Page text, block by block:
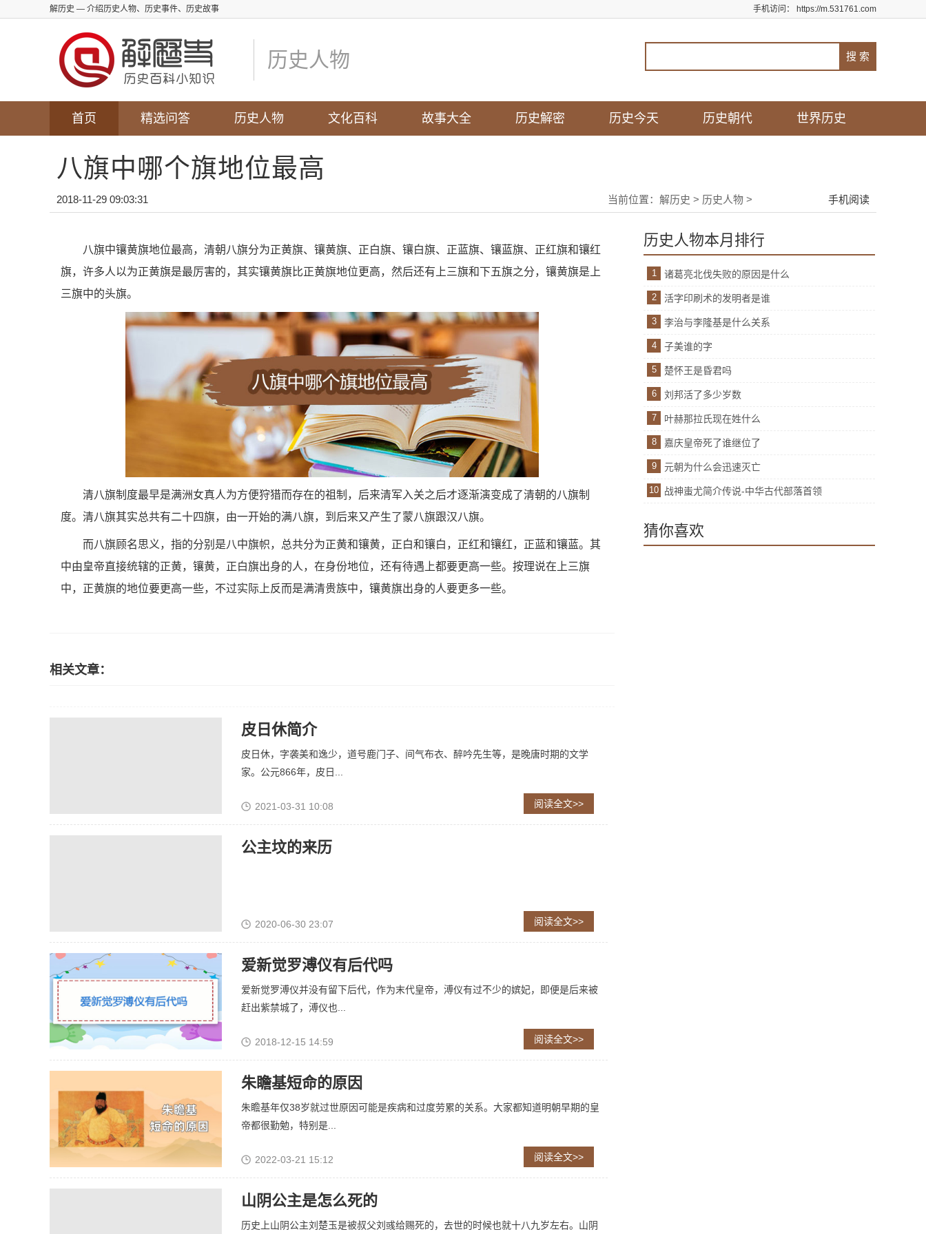
解历史 — 介绍历史人物、历史事件、历史故事 手机访问： https://m.531761.com
历史人物
首页 精选问答 历史人物 文化百科 故事大全 历史解密 历史今天 历史朝代 世界历史
八旗中哪个旗地位最高
2018-11-29 09:03:31 当前位置： 解历史 > 历史人物 > 手机阅读
八旗中镶黄旗地位最高，清朝八旗分为正黄旗、镶黄旗、正白旗、镶白旗、正蓝旗、镶蓝旗、正红旗和镶红
旗，许多人以为正黄旗是最厉害的，其实镶黄旗比正黄旗地位更高，然后还有上三旗和下五旗之分，镶黄旗是上
三旗中的头旗。
清八旗制度最早是满洲女真人为方便狩猎而存在的祖制，后来清军入关之后才逐渐演变成了清朝的八旗制
度。清八旗其实总共有二十四旗，由一开始的满八旗，到后来又产生了蒙八旗跟汉八旗。
而八旗顾名思义，指的分别是八中旗帜，总共分为正黄和镶黄，正白和镶白，正红和镶红，正蓝和镶蓝。其
中由皇帝直接统辖的正黄，镶黄，正白旗出身的人，在身份地位，还有待遇上都要更高一些。按理说在上三旗
中，正黄旗的地位要更高一些，不过实际上反而是满清贵族中，镶黄旗出身的人要更多一些。
相关文章：
皮日休简介
皮日休，字袭美和逸少，道号鹿门子、间气布衣、醉吟先生等，是晚唐时期的文学
家。公元866年，皮日...
2021-03-31 10:08 阅读全文>>
公主坟的来历
2020-06-30 23:07 阅读全文>>
爱新觉罗溥仪有后代吗
爱新觉罗溥仪并没有留下后代，作为末代皇帝，溥仪有过不少的嫔妃，即便是后来被
赶出紫禁城了，溥仪也...
2018-12-15 14:59 阅读全文>>
朱瞻基短命的原因
朱瞻基年仅38岁就过世原因可能是疾病和过度劳累的关系。大家都知道明朝早期的皇
帝都很勤勉，特别是...
2022-03-21 15:12 阅读全文>>
山阴公主是怎么死的
历史上山阴公主刘楚玉是被叔父刘彧给赐死的，去世的时候也就十八九岁左右。山阴
历史人物本月排行
1 诸葛亮北伐失败的原因是什么
2 活字印刷术的发明者是谁
3 李治与李隆基是什么关系
4 子美谁的字
5 楚怀王是昏君吗
6 刘邦活了多少岁数
7 叶赫那拉氏现在姓什么
8 嘉庆皇帝死了谁继位了
9 元朝为什么会迅速灭亡
10 战神蚩尤简介传说-中华古代部落首领
猜你喜欢